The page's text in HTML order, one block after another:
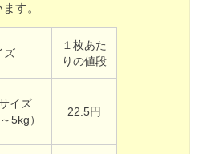
す。
ズ
１枚あた
りの値段
イズ
5kg）
22.5円